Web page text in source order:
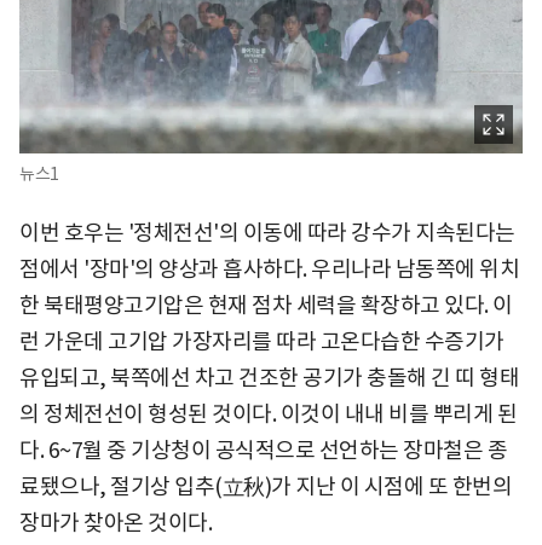
뉴스1
이번 호우는 '정체전선'의 이동에 따라 강수가 지속된다는
점에서 '장마'의 양상과 흡사하다. 우리나라 남동쪽에 위치
한 북태평양고기압은 현재 점차 세력을 확장하고 있다. 이
런 가운데 고기압 가장자리를 따라 고온다습한 수증기가
유입되고, 북쪽에선 차고 건조한 공기가 충돌해 긴 띠 형태
의 정체전선이 형성된 것이다. 이것이 내내 비를 뿌리게 된
다. 6~7월 중 기상청이 공식적으로 선언하는 장마철은 종
료됐으나, 절기상 입추(立秋)가 지난 이 시점에 또 한번의
장마가 찾아온 것이다.